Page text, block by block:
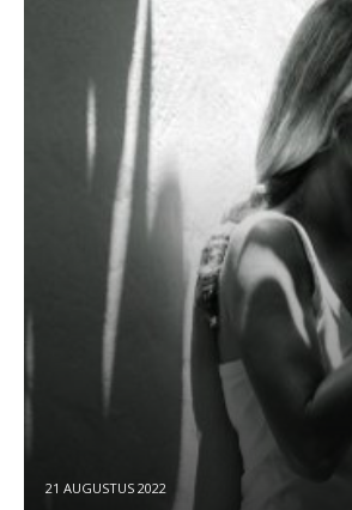
21 AUGUSTUS 2022